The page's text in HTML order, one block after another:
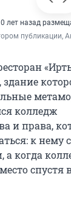
лет назад
публикации,
колледж
и права,
к нему
а когда
спустя